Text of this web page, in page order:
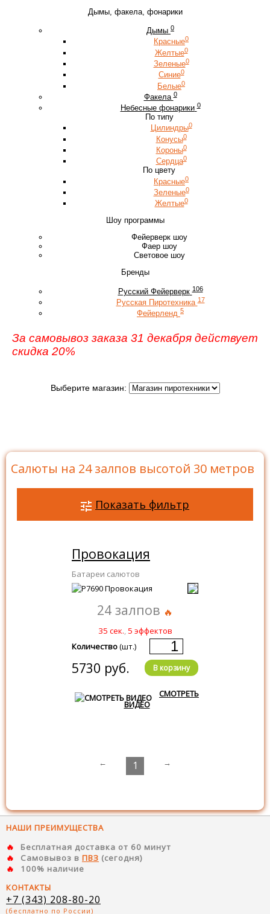
Дымы, факела, фонарики
Дымы 0
Красные0
Желтые0
Зеленые0
Синие0
Белые0
Факела 0
Небесные фонарики 0
По типу
Цилиндры0
Конусы0
Короны0
Сердца0
По цвету
Красные0
Зеленые0
Желтые0
Шоу программы
Фейерверк шоу
Фаер шоу
Световое шоу
Бренды
Русский Фейерверк 106
Русская Пиротехника 17
Фейерленд 5
За самовывоз заказа 31 декабря действует
скидка 20%
Выберите магазин:
Салюты на 24 залпов высотой 30 метров
Показать фильтр
Провокация
Батареи салютов
24 залпов
35 сек., 5 эффектов
Количество(шт.)
5730 руб. В корзину
СМОТРЕТЬ
ВИДЕО
← 1 →
НАШИ ПРЕИМУЩЕСТВА
Бесплатная доставка от 60 минут
Самовывоз в ПВЗ (сегодня)
100% наличие
КОНТАКТЫ
+7 (343) 208-80-20
(бесплатно по России)